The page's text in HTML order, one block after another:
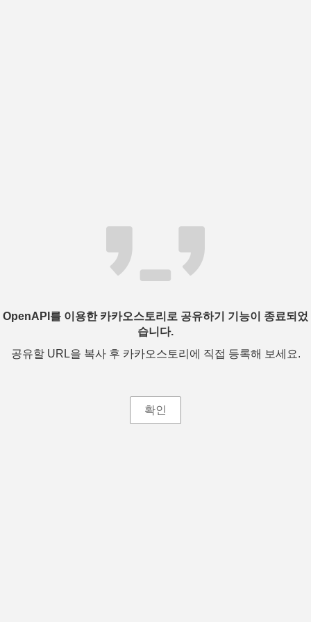
OpenAPI를 이용한 카카오스토리로 공유하기 기능이 종료되었
습니다.
공유할 URL을 복사 후 카카오스토리에 직접 등록해 보세요.
확인